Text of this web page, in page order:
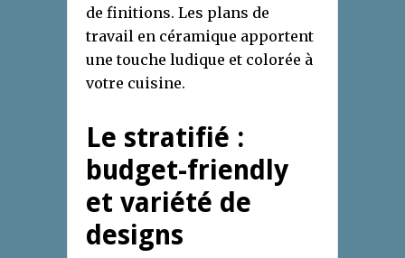
de finitions. Les plans de
travail en céramique apportent
une touche ludique et colorée à
votre cuisine.
Le stratifié :
budget-friendly
et variété de
designs